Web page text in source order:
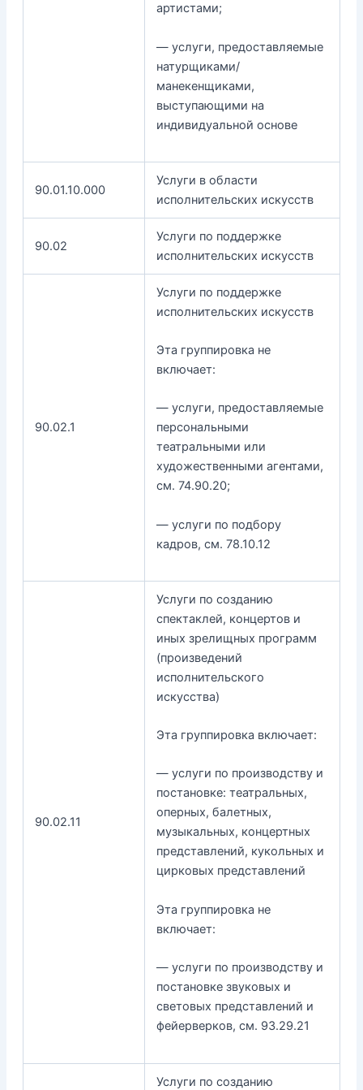
артистами;
— услуги, предоставляемые
натурщиками/
манекенщиками,
выступающими на
индивидуальной основе
90.01.10.000
Услуги в области
исполнительских искусств
90.02
Услуги по поддержке
исполнительских искусств
90.02.1
Услуги по поддержке
исполнительских искусств
Эта группировка не
включает:
— услуги, предоставляемые
персональными
театральными или
художественными агентами,
см. 74.90.20;
— услуги по подбору
кадров, см. 78.10.12
90.02.11
Услуги по созданию
спектаклей, концертов и
иных зрелищных программ
(произведений
исполнительского
искусства)
Эта группировка включает:
— услуги по производству и
постановке: театральных,
оперных, балетных,
музыкальных, концертных
представлений, кукольных и
цирковых представлений
Эта группировка не
включает:
— услуги по производству и
постановке звуковых и
световых представлений и
фейерверков, см. 93.29.21
Услуги по созданию